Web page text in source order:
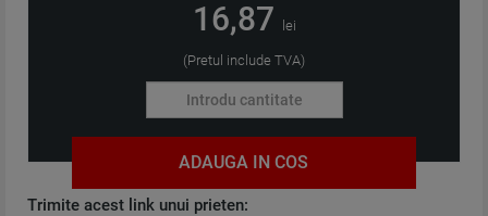
16,87 lei
(Pretul include TVA)
ADAUGA IN COS
Trimite acest link unui prieten: